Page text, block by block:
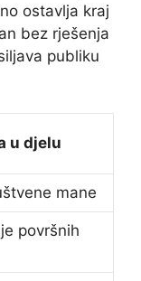
ostavlja kraj
bez rješenja
publiku
u djelu
mane
površnih